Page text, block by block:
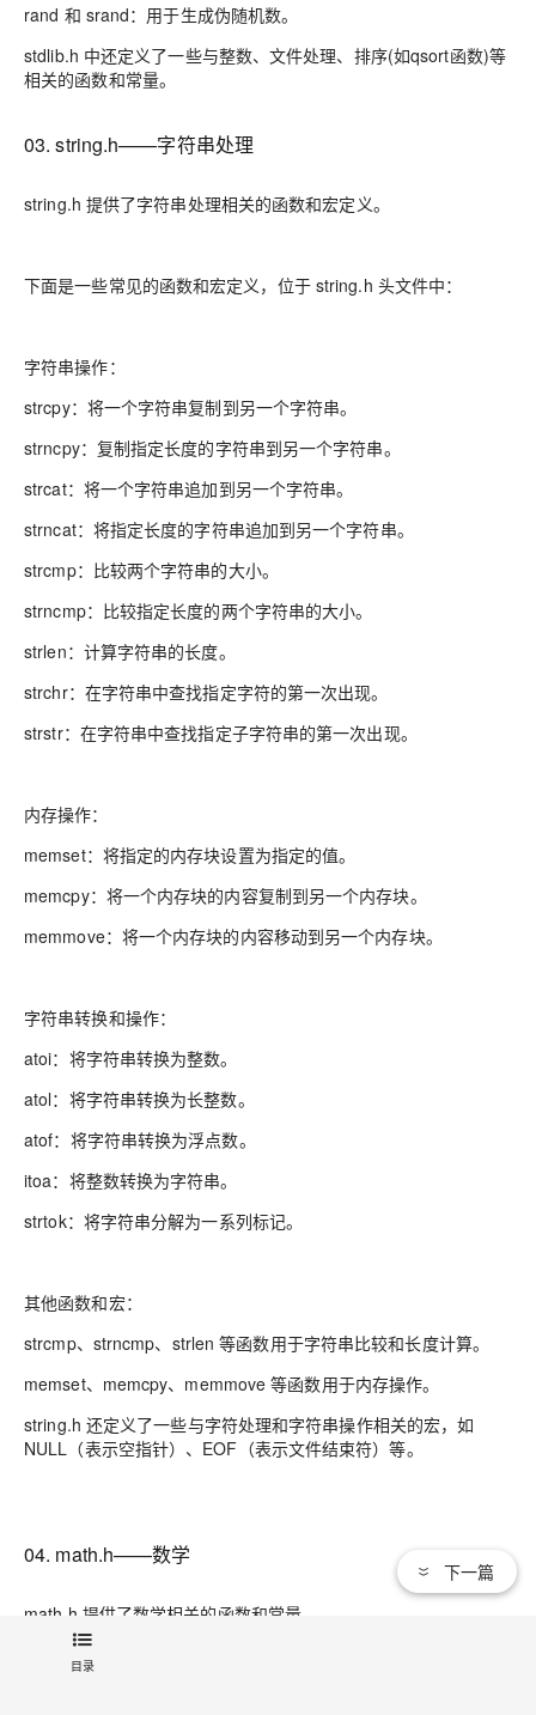
rand 和 srand：用于生成伪随机数。
stdlib.h 中还定义了一些与整数、文件处理、排序(如qsort函数)等
相关的函数和常量。
03. string.h——字符串处理
string.h 提供了字符串处理相关的函数和宏定义。
下面是一些常见的函数和宏定义，位于 string.h 头文件中：
字符串操作：
strcpy：将一个字符串复制到另一个字符串。
strncpy：复制指定长度的字符串到另一个字符串。
strcat：将一个字符串追加到另一个字符串。
strncat：将指定长度的字符串追加到另一个字符串。
strcmp：比较两个字符串的大小。
strncmp：比较指定长度的两个字符串的大小。
strlen：计算字符串的长度。
strchr：在字符串中查找指定字符的第一次出现。
strstr：在字符串中查找指定子字符串的第一次出现。
内存操作：
memset：将指定的内存块设置为指定的值。
memcpy：将一个内存块的内容复制到另一个内存块。
memmove：将一个内存块的内容移动到另一个内存块。
字符串转换和操作：
atoi：将字符串转换为整数。
atol：将字符串转换为长整数。
atof：将字符串转换为浮点数。
itoa：将整数转换为字符串。
strtok：将字符串分解为一系列标记。
其他函数和宏：
strcmp、strncmp、strlen 等函数用于字符串比较和长度计算。
memset、memcpy、memmove 等函数用于内存操作。
string.h 还定义了一些与字符处理和字符串操作相关的宏，如
NULL（表示空指针）、EOF（表示文件结束符）等。
04. math.h——数学
math.h 提供了数学相关的函数和常量。
目录
下一篇